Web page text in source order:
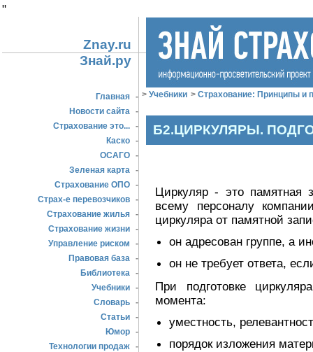
"
Znay.ru
Знай.ру
Главная -
Новости сайта -
Страхование это... -
Каско -
ОСАГО -
Зеленая карта -
Страхование ОПО -
Страх-е перевозчиков -
Страхование жилья -
Страхование жизни -
Управление риском
-
Правовая база -
Библиотека -
Учебники -
Словарь -
Статьи -
Юмор -
Технологии продаж -
> Учебники > Страхование: Принципы и
Б2.ЦИРКУЛЯРЫ.
Циркуляр - это памятная
всему персоналу
циркуляра от памятной
он адресован группе, а
он не требует ответа,
При подготовке
момента:
уместность,
порядок изложения